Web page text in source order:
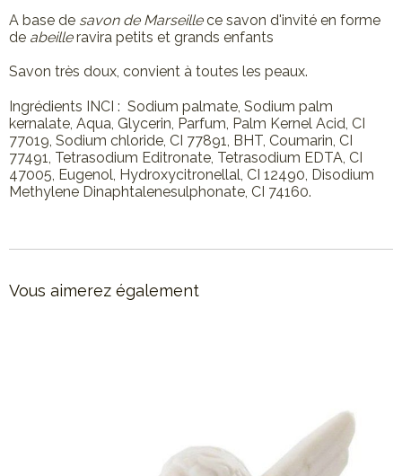
A base de savon de Marseillece savon d'invité en forme
de abeilleravira petits et grands enfants
Savon très doux, convient à toutes les peaux.
Ingrédients INCI : Sodium palmate, Sodium palm
kernalate, Aqua, Glycerin, Parfum, Palm Kernel Acid, CI
77019, Sodium chloride, CI 77891, BHT, Coumarin, CI
77491, Tetrasodium Editronate, Tetrasodium EDTA, CI
47005, Eugenol, Hydroxycitronellal, CI 12490, Disodium
Methylene Dinaphtalenesulphonate, CI 74160.
Vous aimerez également